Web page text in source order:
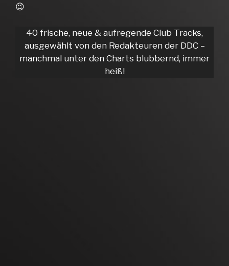
😉
40 frische, neue & aufregende Club Tracks,
ausgewählt von den Redakteuren der DDC –
manchmal unter den Charts blubbernd, immer
heiß!